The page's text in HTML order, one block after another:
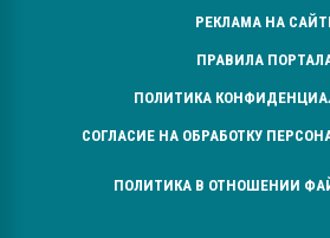
РЕКЛАМА НА
ПРАВИЛА
ПОЛИТИКА
СОГЛАСИЕ НА ОБРАБОТКУ
ПОЛИТИКА В ОТНОШЕНИИ